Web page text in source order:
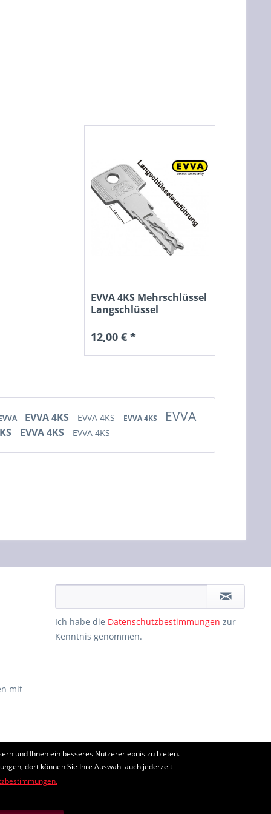
EVVA 4KS Mehrschlüssel
Langschlüssel
12,00 € *
EVVA 4KS EVVA 4KS EVVA 4KS EVVA
EVVA 4KS EVVA 4KS
mit
Ich habe die Datenschutzbestimmungen zur
Kenntnis genommen.
anders beschrieben
und Ihnen ein besseres Nutzererlebnis zu bieten.
dort können Sie Ihre Auswahl auch jederzeit